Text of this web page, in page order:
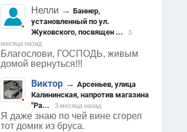
Нелли →Баннер,
установленный по ул.
Жуковского, посвящен ...
3
месяца назад
Благослови, ГОСПОДЬ, живым
домой вернуться!!!
Виктор →Арсеньев, улица
Калининская, напротив магазина
"Ра...
3 месяца назад
Я даже знаю по чей вине сгорел
тот домик из бруса.